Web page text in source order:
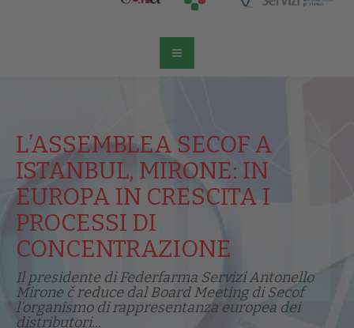
L’ASSEMBLEA SECOF A
ISTANBUL, MIRONE: IN
EUROPA IN CRESCITA I
PROCESSI DI
CONCENTRAZIONE
Il presidente di Federfarma Servizi Antonello
Mirone č reduce dal Board Meeting di Secof
l'organismo di rappresentanza europea dei
distributori...